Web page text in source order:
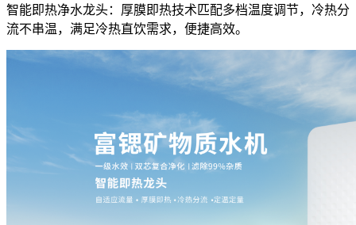
智能即热净水龙头：厚膜即热技术匹配多档温度调节，冷热分
流不串温，满足冷热直饮需求，便捷高效。